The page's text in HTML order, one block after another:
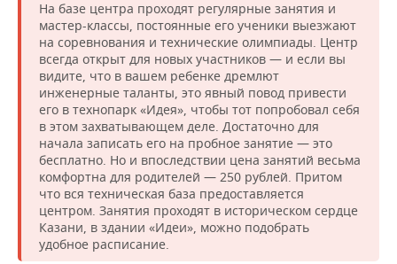
На базе центра проходят регулярные занятия и
мастер-классы, постоянные его ученики выезжают
на соревнования и технические олимпиады. Центр
всегда открыт для новых участников — и если вы
видите, что в вашем ребенке дремлют
инженерные таланты, это явный повод привести
его в технопарк «Идея», чтобы тот попробовал себя
в этом захватывающем деле. Достаточно для
начала записать его на пробное занятие — это
бесплатно. Но и впоследствии цена занятий весьма
комфортна для родителей — 250 рублей. Притом
что вся техническая база предоставляется
центром. Занятия проходят в историческом сердце
Казани, в здании «Идеи», можно подобрать
удобное расписание.